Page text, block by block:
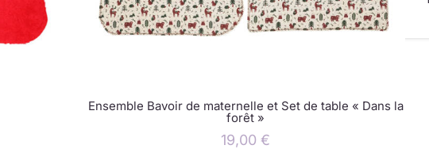
Ensemble Bavoir de maternelle et Set de table « Dans la
forêt »
19,00€